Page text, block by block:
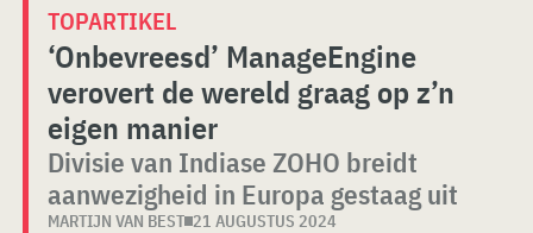
TOPARTIKEL
‘Onbevreesd’ ManageEngine
verovert de wereld graag op z’n
eigen manier
Divisie van Indiase ZOHO breidt
aanwezigheid in Europa gestaag uit
MARTIJN VAN BEST 21 AUGUSTUS 2024